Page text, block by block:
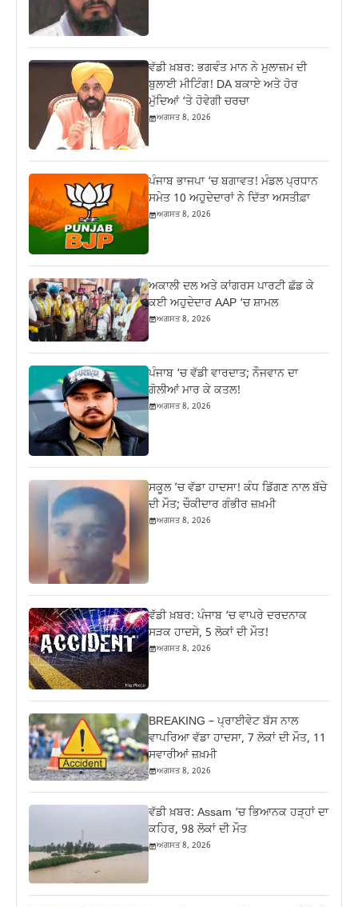
ਵੱਡੀ ਖ਼ਬਰ: ਭਗਵੰਤ ਮਾਨ ਨੇ ਮੁਲਾਜ਼ਮ ਦੀ
ਬੁਲਾਈ ਮੀਟਿੰਗ! DA ਬਕਾਏ ਅਤੇ ਹੋਰ
ਮੁੱਦਿਆਂ ‘ਤੇ ਹੋਵੇਗੀ ਚਰਚਾ
ਅਗਸਤ 8, 2026
ਪੰਜਾਬ ਭਾਜਪਾ ‘ਚ ਬਗਾਵਤ! ਮੰਡਲ ਪ੍ਰਧਾਨ
ਸਮੇਤ 10 ਅਹੁਦੇਦਾਰਾਂ ਨੇ ਦਿੱਤਾ ਅਸਤੀਫ਼ਾ
ਅਗਸਤ 8, 2026
ਅਕਾਲੀ ਦਲ ਅਤੇ ਕਾਂਗਰਸ ਪਾਰਟੀ ਛੱਡ ਕੇ
ਕਈ ਅਹੁਦੇਦਾਰ AAP ‘ਚ ਸ਼ਾਮਲ
ਅਗਸਤ 8, 2026
ਪੰਜਾਬ ‘ਚ ਵੱਡੀ ਵਾਰਦਾਤ; ਨੌਜਵਾਨ ਦਾ
ਗੋਲੀਆਂ ਮਾਰ ਕੇ ਕਤਲ!
ਅਗਸਤ 8, 2026
ਸਕੂਲ ’ਚ ਵੱਡਾ ਹਾਦਸਾ! ਕੰਧ ਡਿੱਗਣ ਨਾਲ ਬੱਚੇ
ਦੀ ਮੌਤ; ਚੌਕੀਦਾਰ ਗੰਭੀਰ ਜ਼ਖ਼ਮੀ
ਅਗਸਤ 8, 2026
ਵੱਡੀ ਖ਼ਬਰ: ਪੰਜਾਬ ‘ਚ ਵਾਪਰੇ ਦਰਦਨਾਕ
ਸੜਕ ਹਾਦਸੇ, 5 ਲੋਕਾਂ ਦੀ ਮੌਤ!
ਅਗਸਤ 8, 2026
BREAKING – ਪ੍ਰਾਈਵੇਟ ਬੱਸ ਨਾਲ
ਵਾਪਰਿਆ ਵੱਡਾ ਹਾਦਸਾ, 7 ਲੋਕਾਂ ਦੀ ਮੌਤ, 11
ਸਵਾਰੀਆਂ ਜ਼ਖ਼ਮੀ
ਅਗਸਤ 8, 2026
ਵੱਡੀ ਖ਼ਬਰ: Assam ‘ਚ ਭਿਆਨਕ ਹੜ੍ਹਾਂ ਦਾ
ਕਹਿਰ, 98 ਲੋਕਾਂ ਦੀ ਮੌਤ
ਅਗਸਤ 8, 2026